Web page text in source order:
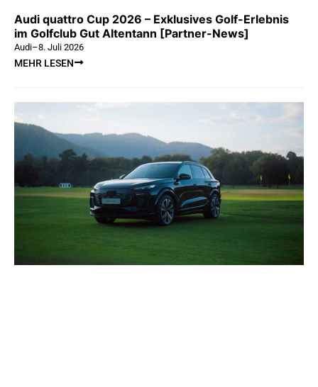
Audi quattro Cup 2026 – Exklusives Golf-Erlebnis
im Golfclub Gut Altentann [Partner-News]
Audi–8. Juli 2026
MEHR LESEN